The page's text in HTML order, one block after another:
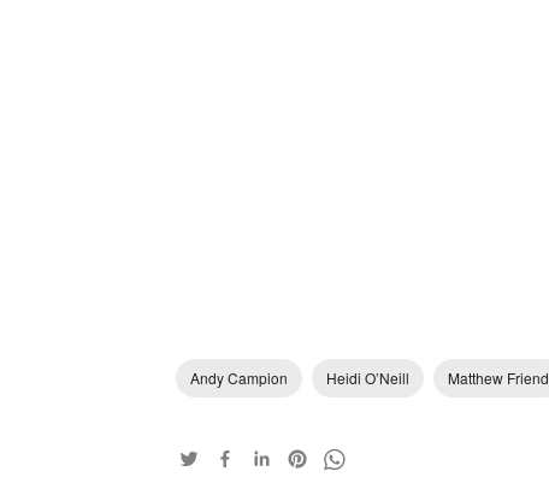
Andy Campion Heidi O’Neill Matthew Friend